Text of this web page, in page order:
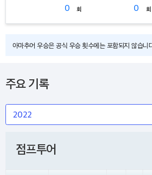
0 회 0 회
아마추어 우승은 공식 우승 횟수에는 포함되지 않습니
주요 기록
점프투어